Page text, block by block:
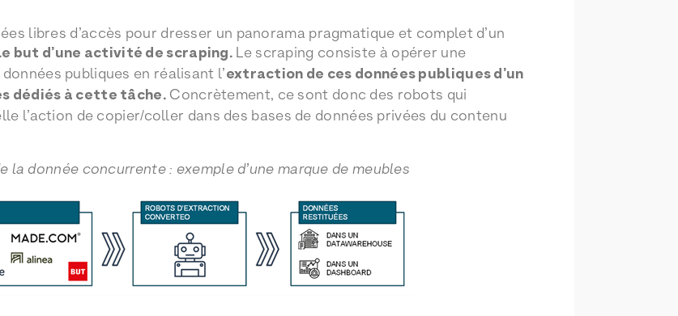
libres d’accès pour dresser un panorama pragmatique et complet d’un
but d’une activité de scraping. Le scraping consiste à opérer une
publiques en réalisant l’extraction de ces données publiques d’un
dédiés à cette tâche. Concrètement, ce sont donc des robots qui
l’action de copier/coller dans des bases de données privées du contenu
la donnée concurrente : exemple d’une marque de meubles